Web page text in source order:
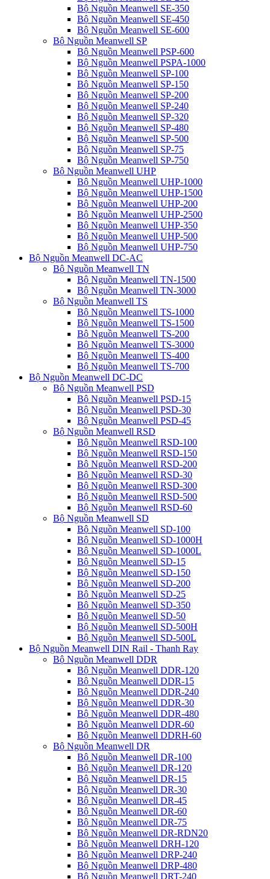
Bộ Nguồn Meanwell SE-350
Bộ Nguồn Meanwell SE-450
Bộ Nguồn Meanwell SE-600
Bộ Nguồn Meanwell SP
Bộ Nguồn Meanwell PSP-600
Bộ Nguồn Meanwell PSPA-1000
Bộ Nguồn Meanwell SP-100
Bộ Nguồn Meanwell SP-150
Bộ Nguồn Meanwell SP-200
Bộ Nguồn Meanwell SP-240
Bộ Nguồn Meanwell SP-320
Bộ Nguồn Meanwell SP-480
Bộ Nguồn Meanwell SP-500
Bộ Nguồn Meanwell SP-75
Bộ Nguồn Meanwell SP-750
Bộ Nguồn Meanwell UHP
Bộ Nguồn Meanwell UHP-1000
Bộ Nguồn Meanwell UHP-1500
Bộ Nguồn Meanwell UHP-200
Bộ Nguồn Meanwell UHP-2500
Bộ Nguồn Meanwell UHP-350
Bộ Nguồn Meanwell UHP-500
Bộ Nguồn Meanwell UHP-750
Bộ Nguồn Meanwell DC-AC
Bộ Nguồn Meanwell TN
Bộ Nguồn Meanwell TN-1500
Bộ Nguồn Meanwell TN-3000
Bộ Nguồn Meanwell TS
Bộ Nguồn Meanwell TS-1000
Bộ Nguồn Meanwell TS-1500
Bộ Nguồn Meanwell TS-200
Bộ Nguồn Meanwell TS-3000
Bộ Nguồn Meanwell TS-400
Bộ Nguồn Meanwell TS-700
Bộ Nguồn Meanwell DC-DC
Bộ Nguồn Meanwell PSD
Bộ Nguồn Meanwell PSD-15
Bộ Nguồn Meanwell PSD-30
Bộ Nguồn Meanwell PSD-45
Bộ Nguồn Meanwell RSD
Bộ Nguồn Meanwell RSD-100
Bộ Nguồn Meanwell RSD-150
Bộ Nguồn Meanwell RSD-200
Bộ Nguồn Meanwell RSD-30
Bộ Nguồn Meanwell RSD-300
Bộ Nguồn Meanwell RSD-500
Bộ Nguồn Meanwell RSD-60
Bộ Nguồn Meanwell SD
Bộ Nguồn Meanwell SD-100
Bộ Nguồn Meanwell SD-1000H
Bộ Nguồn Meanwell SD-1000L
Bộ Nguồn Meanwell SD-15
Bộ Nguồn Meanwell SD-150
Bộ Nguồn Meanwell SD-200
Bộ Nguồn Meanwell SD-25
Bộ Nguồn Meanwell SD-350
Bộ Nguồn Meanwell SD-50
Bộ Nguồn Meanwell SD-500H
Bộ Nguồn Meanwell SD-500L
Bộ Nguồn Meanwell DIN Rail - Thanh Ray
Bộ Nguồn Meanwell DDR
Bộ Nguồn Meanwell DDR-120
Bộ Nguồn Meanwell DDR-15
Bộ Nguồn Meanwell DDR-240
Bộ Nguồn Meanwell DDR-30
Bộ Nguồn Meanwell DDR-480
Bộ Nguồn Meanwell DDR-60
Bộ Nguồn Meanwell DDRH-60
Bộ Nguồn Meanwell DR
Bộ Nguồn Meanwell DR-100
Bộ Nguồn Meanwell DR-120
Bộ Nguồn Meanwell DR-15
Bộ Nguồn Meanwell DR-30
Bộ Nguồn Meanwell DR-45
Bộ Nguồn Meanwell DR-60
Bộ Nguồn Meanwell DR-75
Bộ Nguồn Meanwell DR-RDN20
Bộ Nguồn Meanwell DRH-120
Bộ Nguồn Meanwell DRP-240
Bộ Nguồn Meanwell DRP-480
Bộ Nguồn Meanwell DRT-240